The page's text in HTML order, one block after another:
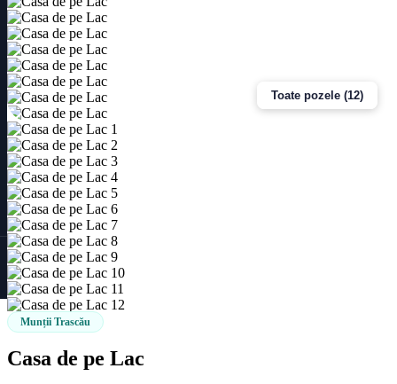
Toate pozele (12)
Munții Trascău
Casa de pe Lac